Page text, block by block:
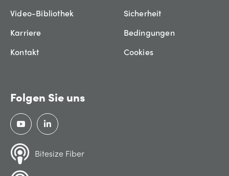
Video-Bibliothek
Karriere
Kontakt
Sicherheit
Bedingungen
Cookies
Folgen Sie uns
Bitesize Fiber